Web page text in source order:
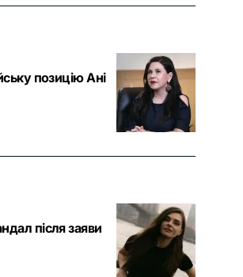
позицію Ані
після заяви